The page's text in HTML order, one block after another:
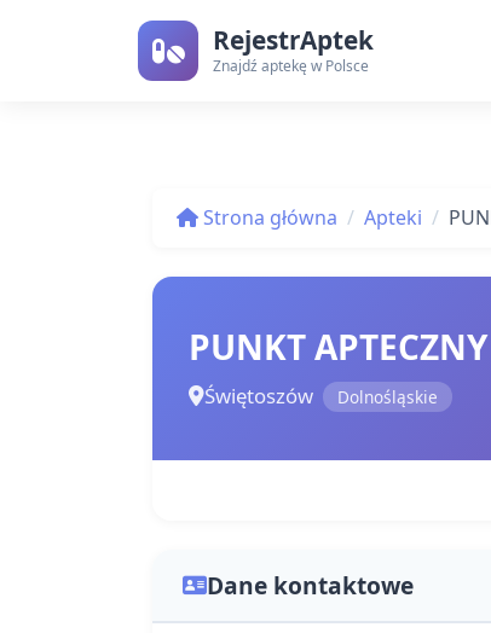
RejestrAptek
Znajdź aptekę w Polsce
Strona główna Apteki
PUNKT
Świętoszów Dolnośląskie
Dane kontaktowe